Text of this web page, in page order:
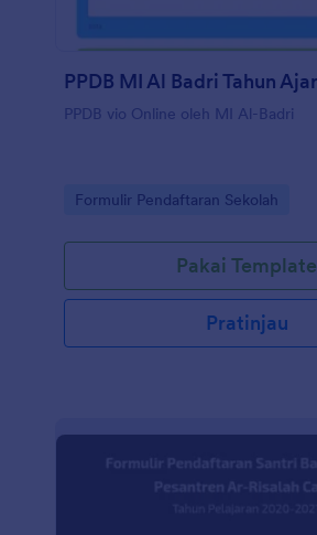
PPDB vio Online oleh MI Al-Badri
Go to Category:
Formulir Pendaftaran Sekolah
Pakai Template
Pratinjau